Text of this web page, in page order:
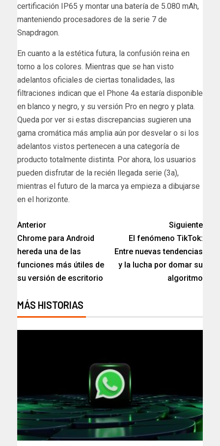
certificación IP65 y montar una batería de 5.080 mAh,
manteniendo procesadores de la serie 7 de
Snapdragon.
En cuanto a la estética futura, la confusión reina en
torno a los colores. Mientras que se han visto
adelantos oficiales de ciertas tonalidades, las
filtraciones indican que el Phone 4a estaría disponible
en blanco y negro, y su versión Pro en negro y plata.
Queda por ver si estas discrepancias sugieren una
gama cromática más amplia aún por desvelar o si los
adelantos vistos pertenecen a una categoría de
producto totalmente distinta. Por ahora, los usuarios
pueden disfrutar de la recién llegada serie (3a),
mientras el futuro de la marca ya empieza a dibujarse
en el horizonte.
Anterior
Chrome para Android
hereda una de las
funciones más útiles de
su versión de escritorio
Siguiente
El fenómeno TikTok:
Entre nuevas tendencias
y la lucha por domar su
algoritmo
MÁS HISTORIAS